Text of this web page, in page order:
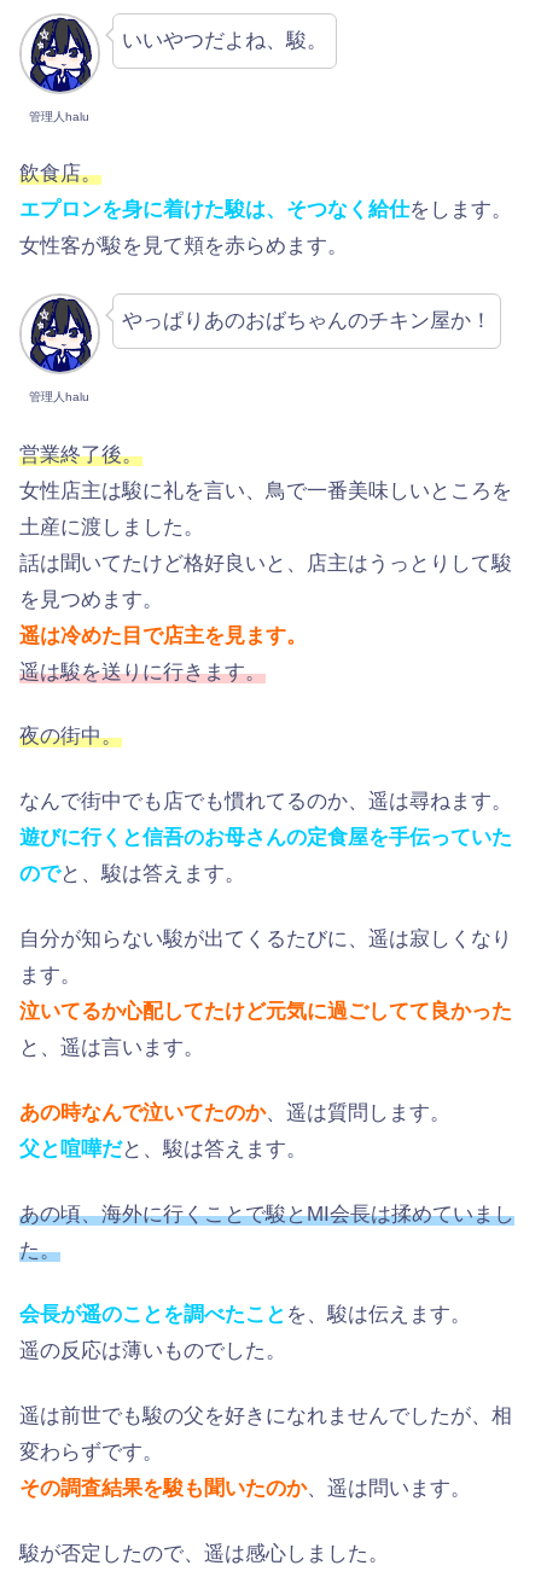
管理人halu
いいやつだよね、駿。
飲食店。
エプロンを身に着けた駿は、そつなく給仕をします。
女性客が駿を見て頬を赤らめます。
管理人halu
やっぱりあのおばちゃんのチキン屋か！
営業終了後。
女性店主は駿に礼を言い、鳥で一番美味しいところを
土産に渡しました。
話は聞いてたけど格好良いと、店主はうっとりして駿
を見つめます。
遥は冷めた目で店主を見ます。
遥は駿を送りに行きます。
夜の街中。
なんで街中でも店でも慣れてるのか、遥は尋ねます。
遊びに行くと信吾のお母さんの定食屋を手伝っていた
のでと、駿は答えます。
自分が知らない駿が出てくるたびに、遥は寂しくなり
ます。
泣いてるか心配してたけど元気に過ごしてて良かった
と、遥は言います。
あの時なんで泣いてたのか、遥は質問します。
父と喧嘩だと、駿は答えます。
あの頃、海外に行くことで駿とMI会長は揉めていまし
た。
会長が遥のことを調べたこと を、駿は伝えます。
遥の反応は薄いものでした。
遥は前世でも駿の父を好きになれませんでしたが、相
変わらずです。
その調査結果を駿も聞いたのか、遥は問います。
駿が否定したので、遥は感心しました。